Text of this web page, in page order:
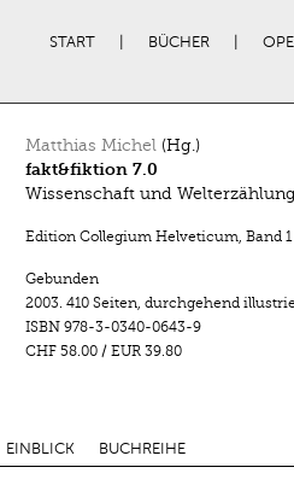
START BÜCHER
Matthias Michel(Hg.)
fakt&fiktion 7.0
Wissenschaft und
Edition Collegium Helveticum, Band 1
Gebunden
2003. 410 Seiten, durchgehend
ISBN 978-3-0340-0643-9
CHF 58.00/ EUR 39.80
EINBLICK BUCHREIHE